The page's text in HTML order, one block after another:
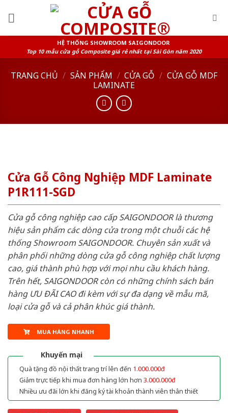
HỆ THỐNG SHOWROOM SAIGONDOOR
Top 10 mẫu cửa gỗ Composite giá rẻ nhất tại Sài Gòn năm 2020
TRANG CHỦ / SẢN PHẨM / CỬA GỖ / CỬA GỖ MDF
LAMINATE
Cửa Gỗ Công Nghiệp MDF Laminate
P1R111-SGD
Cửa gỗ công nghiệp cao cấp SAIGONDOOR là thương
hiệu sản phẩm các dòng cửa trong một chuỗi các hệ
thống Showroom SAIGONDOOR. Chuyên sản xuất và
phân phối những dòng cửa gỗ công nghiệp chất lượng
cao, giá thành phù hợp với mọi nhu cầu khách hàng.
Trên hết, SAIGONDOOR còn có những chính sách bán
hàng ƯU ĐÃI CAO đi kèm với sự đa dạng về mẫu mã,
loại cửa gỗ và cả phân khúc giá thành.
MUA HÀNG NHANH
Khuyến mại
Quà tặng đồ nội thất trang trí lên đến 1.000.000đ
Giảm trực tiếp khi mua đơn hàng lớn hơn 3.000.000đ
Nhiều ưu đãi lớn khi đăng ký tài khoản thành viên thân thiết